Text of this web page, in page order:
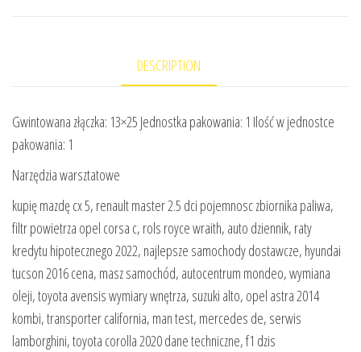
DESCRIPTION
Gwintowana złączka: 13×25 Jednostka pakowania: 1 Ilość w jednostce
pakowania: 1
Narzędzia warsztatowe
kupię mazdę cx 5, renault master 2.5 dci pojemnosc zbiornika paliwa,
filtr powietrza opel corsa c, rols royce wraith, auto dziennik, raty
kredytu hipotecznego 2022, najlepsze samochody dostawcze, hyundai
tucson 2016 cena, masz samochód, autocentrum mondeo, wymiana
oleji, toyota avensis wymiary wnętrza, suzuki alto, opel astra 2014
kombi, transporter california, man test, mercedes de, serwis
lamborghini, toyota corolla 2020 dane techniczne, f1 dzis